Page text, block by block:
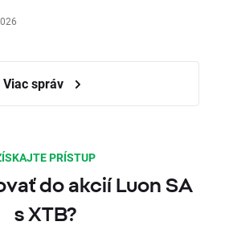
Viac správ
PRÍSTUP
do akcií Luon SA
s XTB?